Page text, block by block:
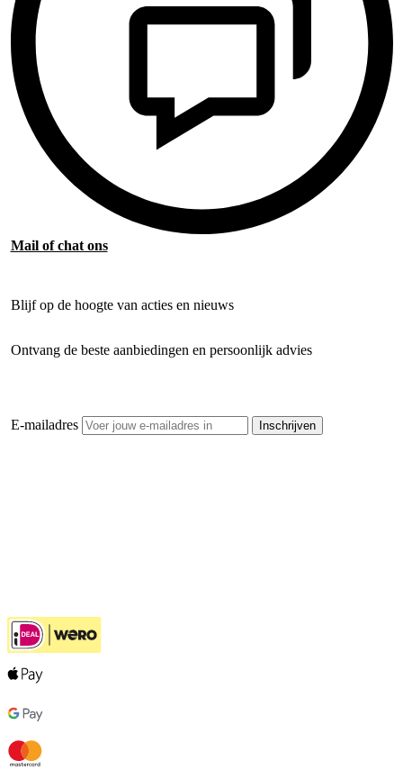
Mail of chat ons
Blijf op de hoogte van acties en nieuws
Ontvang de beste aanbiedingen en persoonlijk advies
E-mailadres Inschrijven